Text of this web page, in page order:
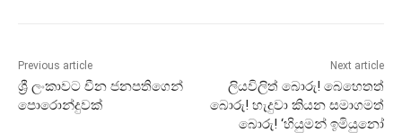
Previous article
ශ්‍රී ලංකාවට චීන ජනපතිගෙන්
පොරොන්දුවක්
Next article
ලියවිලිත් බොරු! බෙහෙතත්
බොරු! හැදුවා කියන සමාගමත්
බොරු! ‘හියුමන් ඉමියුනෝ